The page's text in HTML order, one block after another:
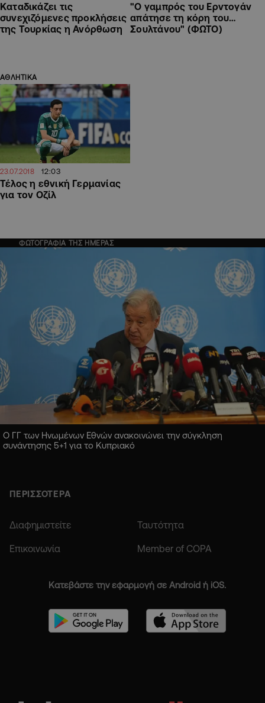
Καταδικάζει τις
συνεχιζόμενες προκλήσεις
της Τουρκίας η Ανόρθωση
"Ο γαμπρός του Ερντογάν
απάτησε τη κόρη του…
Σουλτάνου" (ΦΩΤΟ)
ΑΘΛΗΤΙΚΑ
23.07.2018 12:03
Τέλος η εθνική Γερμανίας
για τον Οζίλ
ΦΩΤΟΓΡΑΦΙΑ ΤΗΣ ΗΜΕΡΑΣ
Ο ΓΓ των Ηνωμένων Εθνών ανακοινώνει την σύγκληση
συνάντησης 5+1 για το Κυπριακό
ΠΕΡΙΣΣΟΤΕΡΑ
Διαφημιστείτε Ταυτότητα
Επικοινωνία Member of COPA
Κατεβάστε την εφαρμογή σε Android ή iOS.